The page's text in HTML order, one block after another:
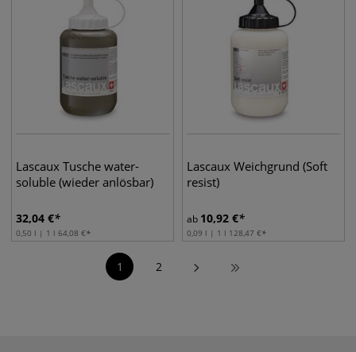
Lascaux Tusche water-
soluble (wieder anlösbar)
32,04 €
0,50 l | 1 l 64,08 €
Lascaux Weichgrund (Soft
resist)
ab 10,92 €
0,09 l | 1 l 128,47 €
1 2